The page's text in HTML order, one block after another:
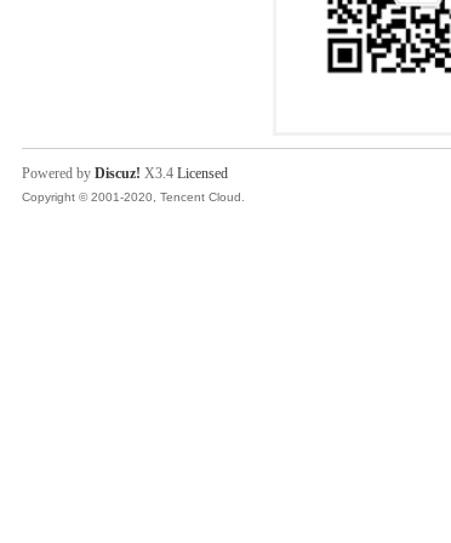
Powered by Discuz! X3.4 Licensed
Copyright © 2001-2020, Tencent Cloud.